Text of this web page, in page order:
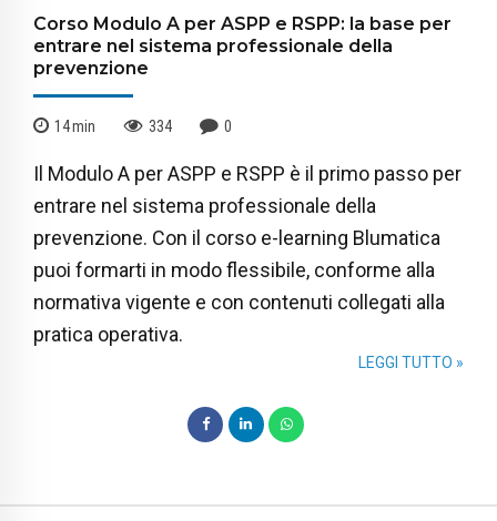
Corso Modulo A per ASPP e RSPP: la base per
entrare nel sistema professionale della
prevenzione
14min 334 0
Il Modulo A per ASPP e RSPP è il primo passo per
entrare nel sistema professionale della
prevenzione. Con il corso e-learning Blumatica
puoi formarti in modo flessibile, conforme alla
normativa vigente e con contenuti collegati alla
pratica operativa.
LEGGI TUTTO »